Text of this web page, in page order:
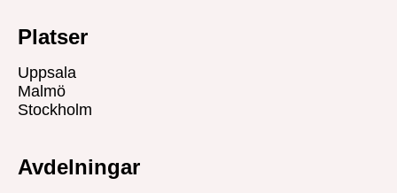
Platser
Uppsala
Malmö
Stockholm
Avdelningar